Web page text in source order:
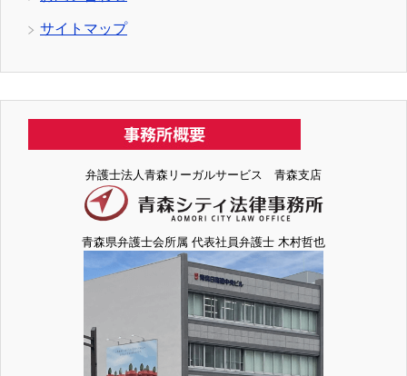
サイトマップ
弁護士法人青森リーガルサービス 青森支店
青森県弁護士会所属 代表社員弁護士 木村哲也